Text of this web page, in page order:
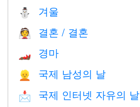
⛄ 겨울
👰 결혼 / 결혼
🏎 경마
👱 국제 남성의 날
📩 국제 인터넷 자유의 날